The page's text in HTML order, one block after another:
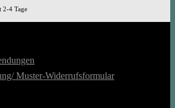
2-4 Tage
Muster-Widerrufsformular